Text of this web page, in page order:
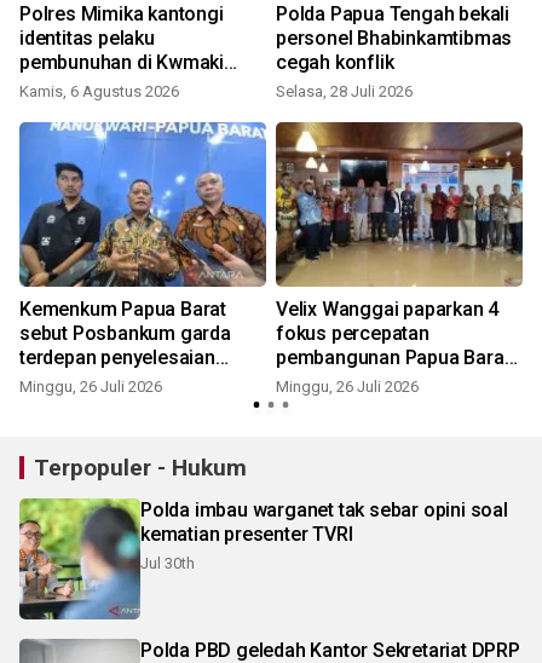
Polres Mimika kantongi
identitas pelaku
pembunuhan di Kwmaki
Narama
Kamis, 6 Agustus 2026
Polda Papua Tengah bekali
personel Bhabinkamtibmas
cegah konflik
Selasa, 28 Juli 2026
Kemenkum Papua Barat
sebut Posbankum garda
terdepan penyelesaian
sengketa
Minggu, 26 Juli 2026
Velix Wanggai paparkan 4
fokus percepatan
pembangunan Papua Barat
Daya
Minggu, 26 Juli 2026
Terpopuler - Hukum
Polda imbau warganet tak sebar opini soal
kematian presenter TVRI
Jul 30th
Polda PBD geledah Kantor Sekretariat DPRP